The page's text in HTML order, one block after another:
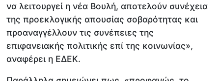
να λειτουργεί η νέα Βουλή, αποτελούν συνέχεια
της προεκλογικής απουσίας σοβαρότητας και
προαναγγέλλουν τις συνέπειες της
επιφανειακής πολιτικής επί της κοινωνίας»,
αναφέρει η ΕΔΕΚ.